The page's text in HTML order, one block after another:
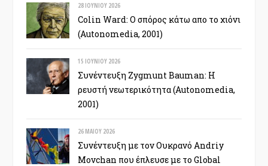
28 ΙΟΥΝΊΟΥ 2026
Colin Ward: Ο σπόρος κάτω απο το χιόνι
(Autonomedia, 2001)
15 ΙΟΥΝΊΟΥ 2026
Συνέντευξη Zygmunt Bauman: Η
ρευστή νεωτερικότητα (Autonomedia,
2001)
26 ΜΑΪ́ΟΥ 2026
Συνέντευξη με τον Ουκρανό Andriy
Movchan που έπλευσε με το Global